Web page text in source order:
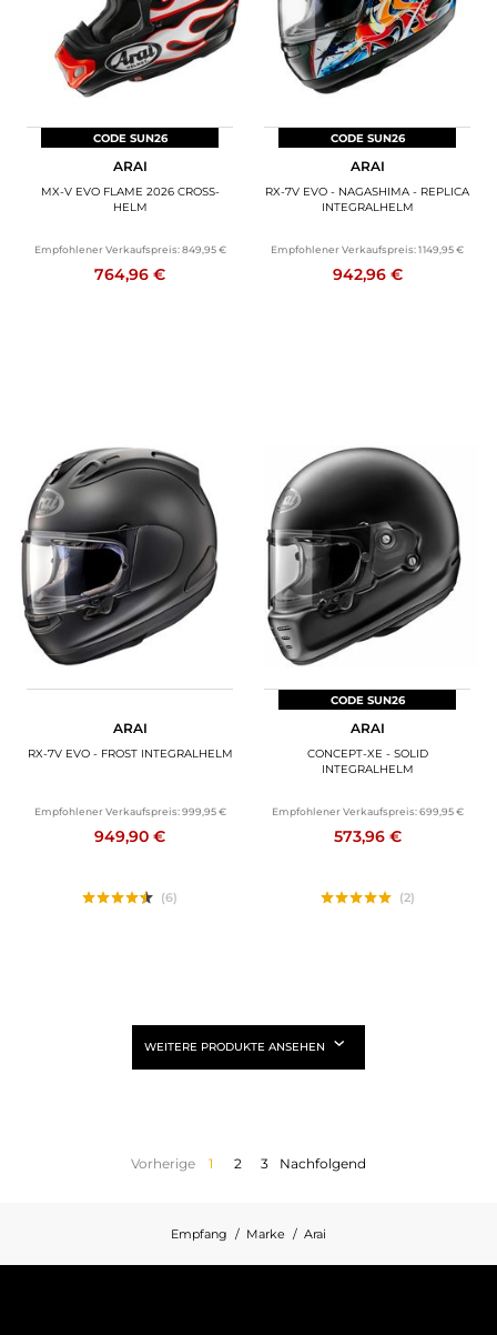
CODE SUN26
ARAI
MX-V EVO FLAME 2026 CROSS-
HELM
Empfohlener Verkaufspreis: 849,95 €
764,96 €
CODE SUN26
ARAI
RX-7V EVO - NAGASHIMA - REPLICA
INTEGRALHELM
Empfohlener Verkaufspreis:1 149,95 €
942,96 €
ARAI
RX-7V EVO - FROST INTEGRALHELM
Empfohlener Verkaufspreis: 999,95 €
949,90 €
(6)
CODE SUN26
ARAI
CONCEPT-XE - SOLID
INTEGRALHELM
Empfohlener Verkaufspreis: 699,95 €
573,96 €
(2)
WEITERE PRODUKTE ANSEHEN
Vorherige 1 2 3 Nachfolgend
Empfang Marke Arai